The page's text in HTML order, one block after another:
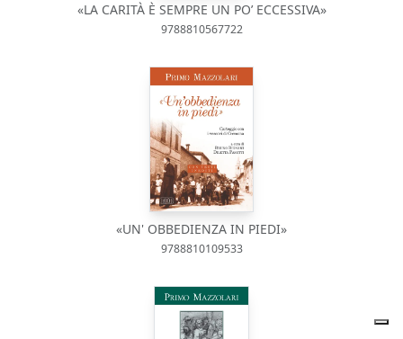
«LA CARITÀ È SEMPRE UN PO’ ECCESSIVA»
9788810567722
«UN' OBBEDIENZA IN PIEDI»
9788810109533